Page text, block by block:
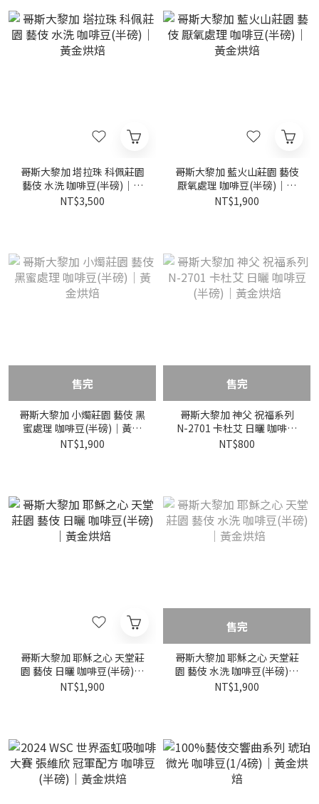
哥斯大黎加 塔拉珠 科佩莊園
藝伎 水洗 咖啡豆(半磅)｜黃
金烘焙
NT$3,500
哥斯大黎加 藍火山莊園 藝伎
厭氧處理 咖啡豆(半磅)｜黃
金烘焙
NT$1,900
售完
哥斯大黎加 小燭莊園 藝伎 黑
蜜處理 咖啡豆(半磅)｜黃金
烘焙
NT$1,900
售完
哥斯大黎加 神父 祝福系列
N-2701 卡杜艾 日曬 咖啡豆
(半磅)｜黃金烘焙
NT$800
哥斯大黎加 耶穌之心 天堂莊
園 藝伎 日曬 咖啡豆(半磅)｜
黃金烘焙
NT$1,900
售完
哥斯大黎加 耶穌之心 天堂莊
園 藝伎 水洗 咖啡豆(半磅)｜
黃金烘焙
NT$1,900